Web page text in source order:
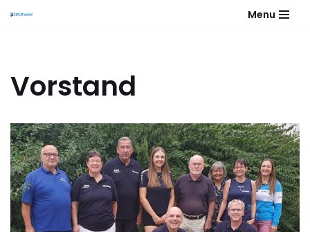
Menu
Vorstand